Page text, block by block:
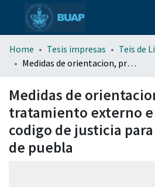
menu.section.about_menu
Home Tesis impresas
Teis de
Medidas de orientacion, proteccion y tratamiento externo e interno en el codigo de justicia para adolecentes de puebla
Medidas de
tratamiento externo
codigo de justicia
de puebla